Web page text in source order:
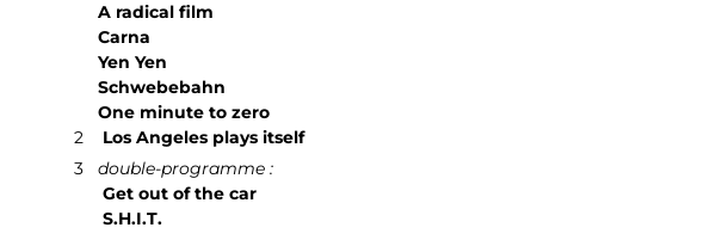
A radical film
Carna
Yen Yen
Schwebebahn
One minute to zero
2 Los Angeles plays itself
3double-programme :
Get out of the car
S.H.I.T.